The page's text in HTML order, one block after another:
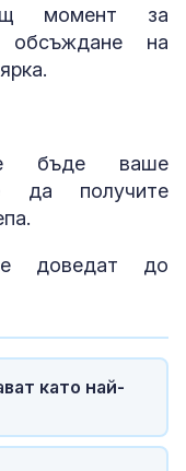
момент за
обсъждане на
бъде ваше
да получите
доведат до
като най-